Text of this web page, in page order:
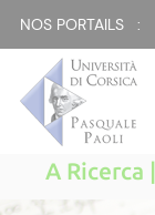
NOS PORTAILS :
A Ricerca |